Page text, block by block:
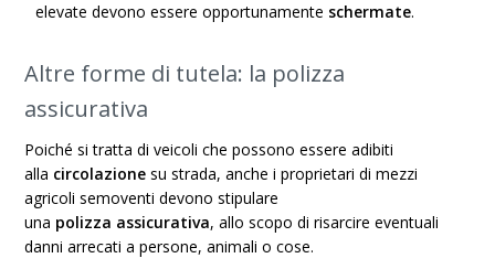
elevate devono essere opportunamente schermate.
Altre forme di tutela: la polizza
assicurativa
Poiché si tratta di veicoli che possono essere adibiti
alla circolazione su strada, anche i proprietari di mezzi
agricoli semoventi devono stipulare
una polizza assicurativa, allo scopo di risarcire eventuali
danni arrecati a persone, animali o cose.